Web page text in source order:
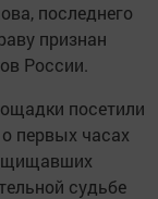
последнего
признан
России.
посетили
первых часах
судьбе